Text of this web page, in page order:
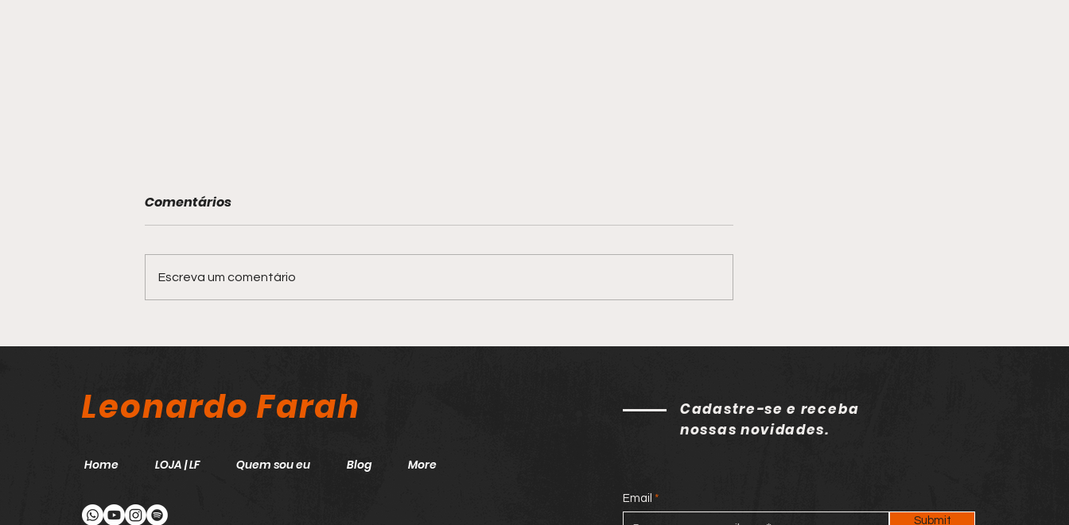
PRECISA DE WEARABLES
TODOS
Exercício para todos
Comentários
Escreva um comentário
Leonardo Farah
Home LOJA | LF Quem sou eu Blog More
Cadastre-se e receba
nossas novidades.
Email
Submit